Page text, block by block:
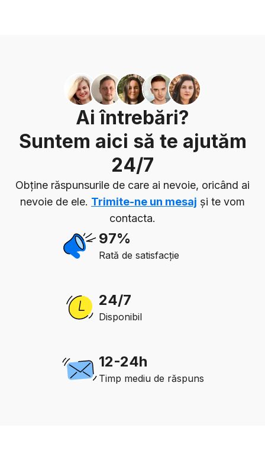
Ai întrebări?
Suntem aici să te ajutăm
24/7
Obține răspunsurile de care ai nevoie, oricând ai
nevoie de ele. Trimite-ne un mesaj și te vom
contacta.
97%
Rată de satisfacție
24/7
Disponibil
12-24h
Timp mediu de răspuns